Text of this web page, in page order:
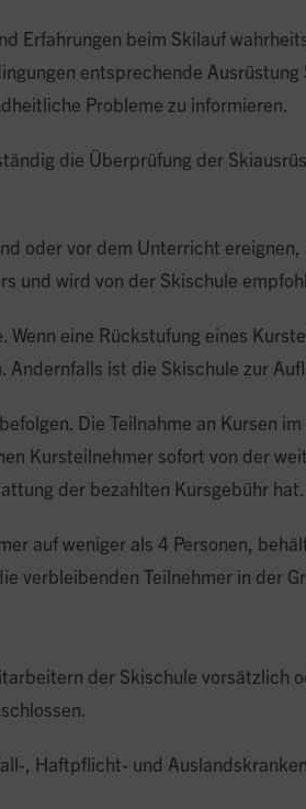
Erfahrungen beim Skilauf
entsprechende
Probleme zu informieren.
die Überprüfung der
oder vor dem Unterricht
und wird von der Skischule
eine Rückstufung eines
ist die Skischule zur
Die Teilnahme an Kursen
Kursteilnehmer sofort von der
der bezahlten Kursgebühr hat.
auf weniger als 4 Personen,
verbleibenden Teilnehmer in der
der Skischule vorsätzlich
, Haftpflicht- und